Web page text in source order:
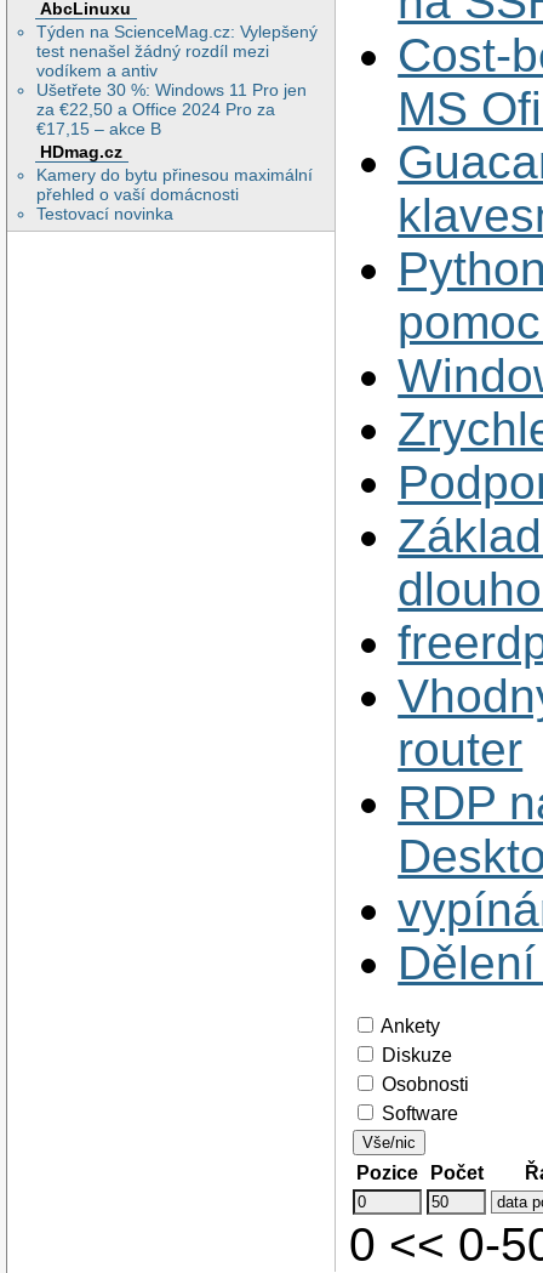
AbcLinuxu
Týden na ScienceMag.cz: Vylepšený
test nenašel žádný rozdíl mezi
vodíkem a antiv
Ušetřete 30 %: Windows 11 Pro jen
za €22,50 a Office 2024 Pro za
€17,15 – akce B
HDmag.cz
Kamery do bytu přinesou maximální
přehled o vaší domácnosti
Testovací novinka
Cost-
MS
router
RDP
Ankety
Diskuze
Osobnosti
Software
Vše/nic
Pozice Počet
0 << 0-